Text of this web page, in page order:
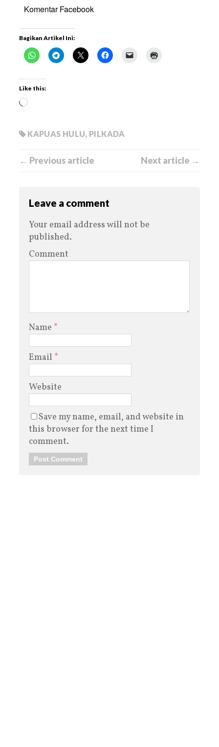
Komentar Facebook
Bagikan Artikel Ini:
Like this:
KAPUAS HULU, PILKADA
← Previous article Next article →
Leave a comment
Your email address will not be
published.
Comment
Name *
Email *
Website
Save my name, email, and website in
this browser for the next time I
comment.